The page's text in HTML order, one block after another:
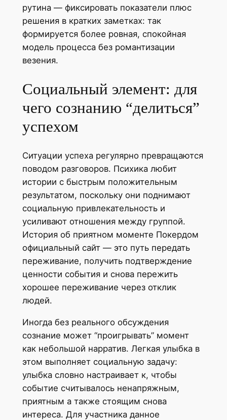
рутина — фиксировать показатели плюс
решения в кратких заметках: так
формируется более ровная, спокойная
модель процесса без романтизации
везения.
Социальный элемент: для
чего сознанию “делиться”
успехом
Ситуации успеха регулярно превращаются
поводом разговоров. Психика любит
истории с быстрым положительным
результатом, поскольку они поднимают
социальную привлекательность и
усиливают отношения между группой.
История об приятном моменте Покердом
официальный сайт — это путь передать
переживание, получить подтверждение
ценности события и снова пережить
хорошее переживание через отклик
людей.
Иногда без реального обсуждения
сознание может “проигрывать” момент
как небольшой нарратив. Легкая улыбка в
этом выполняет социальную задачу:
улыбка словно настраивает к, чтобы
событие считывалось ненапряжным,
приятным а также стоящим снова
интереса. Для участника данное